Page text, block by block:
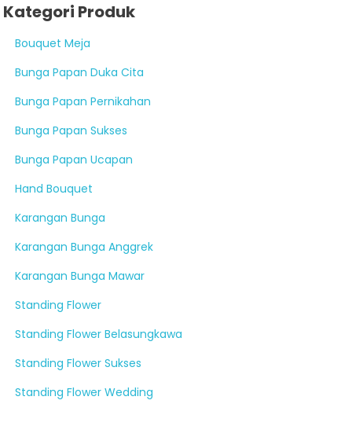
Kategori Produk
Bouquet Meja
Bunga Papan Duka Cita
Bunga Papan Pernikahan
Bunga Papan Sukses
Bunga Papan Ucapan
Hand Bouquet
Karangan Bunga
Karangan Bunga Anggrek
Karangan Bunga Mawar
Standing Flower
Standing Flower Belasungkawa
Standing Flower Sukses
Standing Flower Wedding